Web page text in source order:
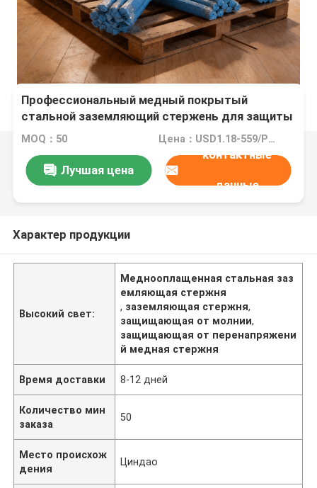
Профессиональный медный покрытый
стальной заземляющий стержень для защиты
от молнии и приливов
MOQ：50 Цена：USD1.18-559/PCS
Лучшая цена
контактные
данные
Характер продукции
Высокий свет:
Меднооплащенная стальная заз
емляющая стержня
, заземляющая стержня,
защищающая от молнии,
защищающая от перенапряжени
й медная стержня
Время доставки 8-12 дней
Количество мин
заказа
50
Место происхож
дения
Циндао